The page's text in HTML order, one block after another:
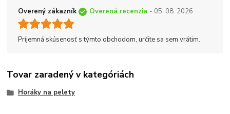
Overený zákazník Overená recenzia - 05. 08. 2026
Príjemná skúsenosť s týmto obchodom, určite sa sem vrátim.
Tovar zaradený v kategóriách
Horáky na pelety